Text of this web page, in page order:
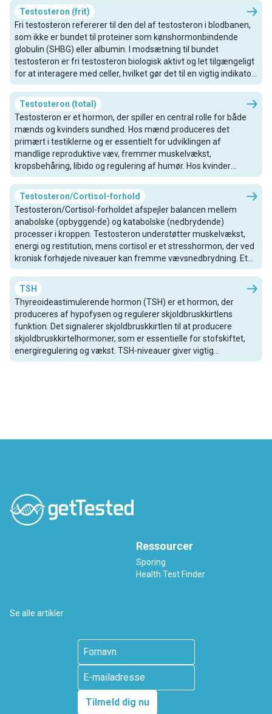
estradiol, mens lavere niveauer øger den. På grund af denne
bufferfunktion er SHBG en vigtig faktor for hormonbalancen
hos både mænd og kvinder og måles ofte sammen med total
testosteron og estradiol for at lette tolkningen.
Testosteron (frit)
Fri testosteron refererer til den del af testosteron i blodbanen,
som ikke er bundet til proteiner som kønshormonbindende
globulin (SHBG) eller albumin. I modsætning til bundet
testosteron er fri testosteron biologisk aktivt og let tilgængeligt
for at interagere med celler, hvilket gør det til en vigtig indikator
for hormonaktivitet i kroppen. Det spiller en afgørende rolle i
reguleringen af libido, energiniveauer, muskelstyrke og humør
hos både mænd og kvinder.
Testosteron (total)
Testosteron er et hormon, der spiller en central rolle for både
mænds og kvinders sundhed. Hos mænd produceres det
primært i testiklerne og er essentielt for udviklingen af
mandlige reproduktive væv, fremmer muskelvækst,
kropsbehåring, libido og regulering af humør. Hos kvinder
produceres testosteron i mindre mængder af æggestokkene
og binyrerne, hvor det understøtter knoglestyrke,
æggestokfunktion og seksuel lyst.
Testosteron/Cortisol-forhold
Testosteron/Cortisol-forholdet afspejler balancen mellem
anabolske (opbyggende) og katabolske (nedbrydende)
processer i kroppen. Testosteron understøtter muskelvækst,
energi og restitution, mens cortisol er et stresshormon, der ved
kronisk forhøjede niveauer kan fremme vævsnedbrydning. Et
sundt forhold kan indikere god modstandskraft,
restitutionskapacitet og hormonel balance, mens et lavt forhold
kan tyde på høj stressbelastning, overtræning eller hormonel
ubalance. Denne markør er særligt relevant for atleter, personer
under kronisk stress eller dem med træthedsrelaterede
symptomer. Den hjælper med at give kontekst til både
testosteron- og cortisolværdier, når de fortolkes samlet.
TSH
Thyreoideastimulerende hormon (TSH) er et hormon, der
produceres af hypofysen og regulerer skjoldbruskkirtlens
funktion. Det signalerer skjoldbruskkirtlen til at producere
skjoldbruskkirtelhormoner, som er essentielle for stofskiftet,
energiregulering og vækst. TSH-niveauer giver vigtig
information til diagnosticering af skjoldbruskkirtelsygdomme
Ressourcer
Sporing
Health Test Finder
Se alle artikler
Tilmeld dig nu